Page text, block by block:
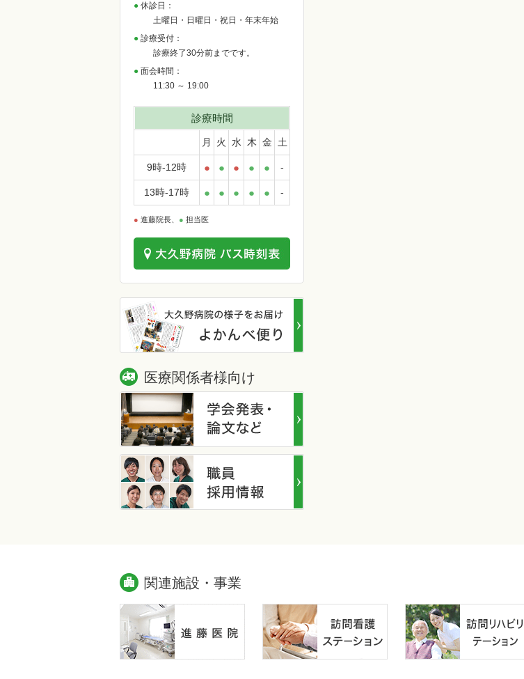
休診日：
土曜日・日曜日・祝日・年末年始
診療受付：
診療終了30分前までです。
面会時間：
11:30 ～ 19:00
診療時間
月 火 水 木 金 土
9時-12時 ● ● ● ● ● -
13時-17時 ● ● ● ● ● -
● 進藤院長、 ● 担当医
医療関係者様向け
関連施設・事業